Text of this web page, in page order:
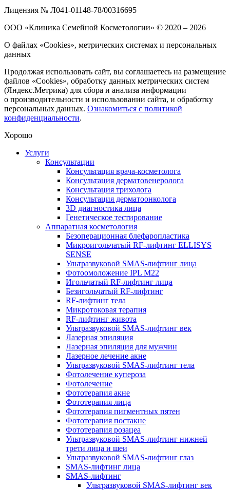
Лицензия № Л041-01148-78/00316695
ООО «Клиника Семейной Косметологии» © 2020 – 2026
О файлах «Cookies», метрических системах и персональных
данных
Продолжая использовать сайт, вы соглашаетесь на размещение
файлов «Cookies», обработку данных метрических систем
(Яндекс.Метрика) для сбора и анализа информации
о производительности и использовании сайта, и обработку
персональных данных. Ознакомиться с политикой
конфиденциальности.
Хорошо
Услуги
Консультации
Консультация врача-косметолога
Консультация дерматовенеролога
Консультация трихолога
Консультация дерматоонколога
3D диагностика лица
Генетическое тестирование
Аппаратная косметология
Безоперационная блефаропластика
Микроигольчатый RF-лифтинг ELLISYS
SENSE
Ультразвуковой SMAS-лифтинг лица
Фотоомоложение IPL M22
Игольчатый RF-лифтинг лица
Безигольчатый RF-лифтинг
RF-лифтинг тела
Микротоковая терапия
RF-лифтинг живота
Ультразвуковой SMAS-лифтинг век
Лазерная эпиляция
Лазерная эпиляция для мужчин
Лазерное лечение акне
Ультразвуковой SMAS-лифтинг тела
Фотолечение купероза
Фотолечение
Фототерапия акне
Фототерапия лица
Фототерапия пигментных пятен
Фототерапия постакне
Фототерапия розацеа
Ультразвуковой SMAS-лифтинг нижней
трети лица и шеи
Ультразвуковой SMAS-лифтинг глаз
SMAS-лифтинг лица
SMAS-лифтинг
Ультразвуковой SMAS-лифтинг век